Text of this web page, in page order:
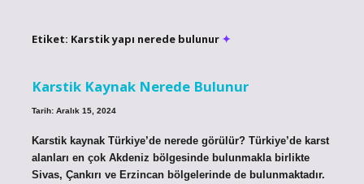
Etiket: Karstik yapı nerede bulunur
Karstik Kaynak Nerede Bulunur
Tarih: Aralık 15, 2024
Karstik kaynak Türkiye’de nerede görülür? Türkiye’de karst
alanları en çok Akdeniz bölgesinde bulunmakla birlikte
Sivas, Çankırı ve Erzincan bölgelerinde de bulunmaktadır.